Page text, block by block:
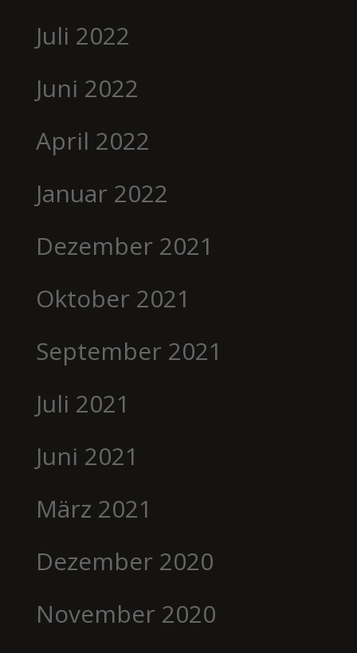
Juli 2022
Juni 2022
April 2022
Januar 2022
Dezember 2021
Oktober 2021
September 2021
Juli 2021
Juni 2021
März 2021
Dezember 2020
November 2020